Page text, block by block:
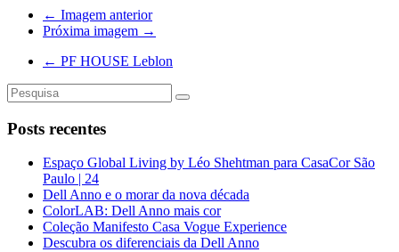
← Imagem anterior
Próxima imagem →
← PF HOUSE Leblon
Posts recentes
Espaço Global Living by Léo Shehtman para CasaCor São
Paulo | 24
Dell Anno e o morar da nova década
ColorLAB: Dell Anno mais cor
Coleção Manifesto Casa Vogue Experience
Descubra os diferenciais da Dell Anno